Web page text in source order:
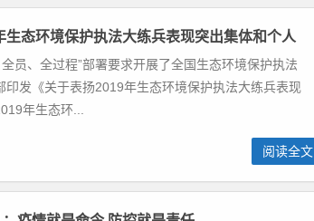
态环境保护执法大练兵表现突出集体和个人
员、全过程”部署要求开展了全国生态环境保护执法
印发《关于表扬2019年生态环境保护执法大练兵表现
年生态环...
阅读全文